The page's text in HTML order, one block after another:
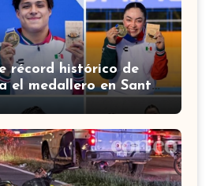
récord histórico de
el medallero en Santo